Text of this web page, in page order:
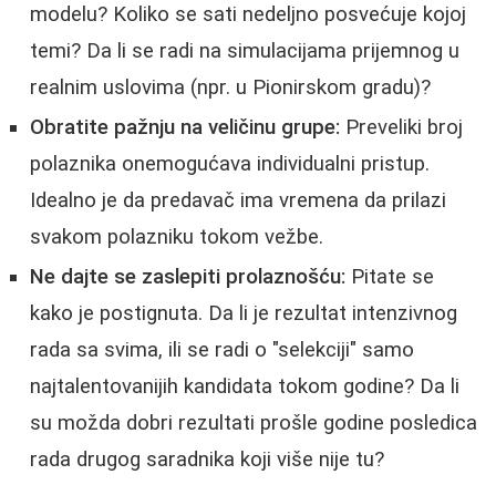
modelu? Koliko se sati nedeljno posvećuje kojoj
temi? Da li se radi na simulacijama prijemnog u
realnim uslovima (npr. u Pionirskom gradu)?
Obratite pažnju na veličinu grupe: Preveliki broj
polaznika onemogućava individualni pristup.
Idealno je da predavač ima vremena da prilazi
svakom polazniku tokom vežbe.
Ne dajte se zaslepiti prolaznošću: Pitate se
kako je postignuta. Da li je rezultat intenzivnog
rada sa svima, ili se radi o "selekciji" samo
najtalentovanijih kandidata tokom godine? Da li
su možda dobri rezultati prošle godine posledica
rada drugog saradnika koji više nije tu?